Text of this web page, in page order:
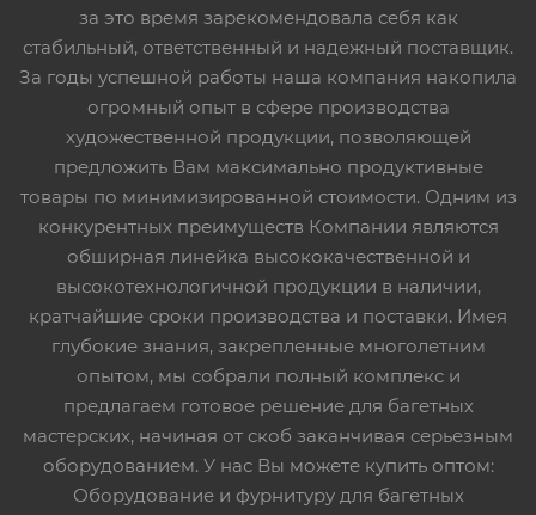
за это время зарекомендовала себя как
стабильный, ответственный и надежный поставщик.
За годы успешной работы наша компания накопила
огромный опыт в сфере производства
художественной продукции, позволяющей
предложить Вам максимально продуктивные
товары по минимизированной стоимости. Одним из
конкурентных преимуществ Компании являются
обширная линейка высококачественной и
высокотехнологичной продукции в наличии,
кратчайшие сроки производства и поставки. Имея
глубокие знания, закрепленные многолетним
опытом, мы собрали полный комплекс и
предлагаем готовое решение для багетных
мастерских, начиная от скоб заканчивая серьезным
оборудованием. У нас Вы можете купить оптом:
Оборудование и фурнитуру для багетных